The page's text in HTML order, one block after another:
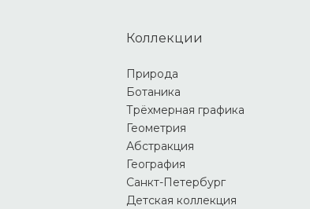
Коллекции
Природа
Ботаника
Трёхмерная графика
Геометрия
Абстракция
География
Санкт-Петербург
Детская коллекция